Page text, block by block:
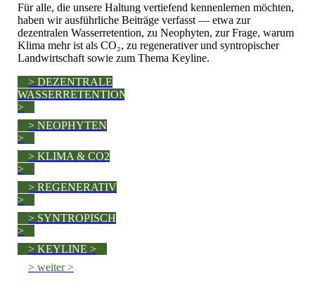
Für alle, die unsere Haltung vertiefend kennenlernen möchten,
haben wir ausführliche Beiträge verfasst — etwa zur
dezentralen Wasserretention, zu Neophyten, zur Frage, warum
Klima mehr ist als CO₂, zu regenerativer und syntropischer
Landwirtschaft sowie zum Thema Keyline.
> DEZENTRALE
WASSERRETENTION
>
> NEOPHYTEN
>
> KLIMA & CO2
>
> REGENERATIV
>
> SYNTROPISCH
>
> KEYLINE >
> weiter >